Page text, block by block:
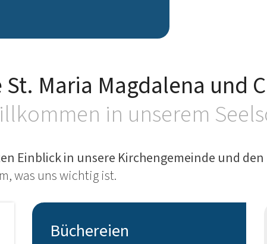
Maria Magdalena und
in unserem
Einblick in unsere Kirchengemeinde und
was uns wichtig ist.
Büchereien